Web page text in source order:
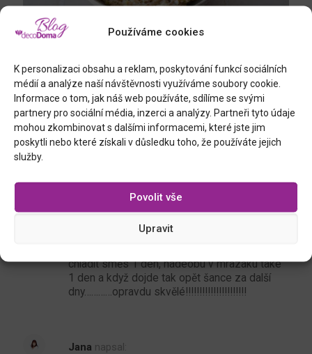
Používáme cookies
K personalizaci obsahu a reklam, poskytování funkcí sociálních
médií a analýze naší návštěvnosti využíváme soubory cookie.
Informace o tom, jak náš web používáte, sdílíme se svými
partnery pro sociální média, inzerci a analýzy. Partneři tyto údaje
mohou zkombinovat s dalšími informacemi, které jste jim
poskytli nebo které získali v důsledku toho, že používáte jejich
služby.
Povolit vše
Upravit
23.7.2026
NASTAVOVANÁ KAŠE S POHANKOU
úžasné…………….. směs den před, tak pokud
chladit směs 1 den, nádeobu v mrazáku také
1 den a když dojde tak opět šance za další
dny…………opravdu skvělé!!!!!!!!!!!!!!!!!!!!!!
Jana napsal: